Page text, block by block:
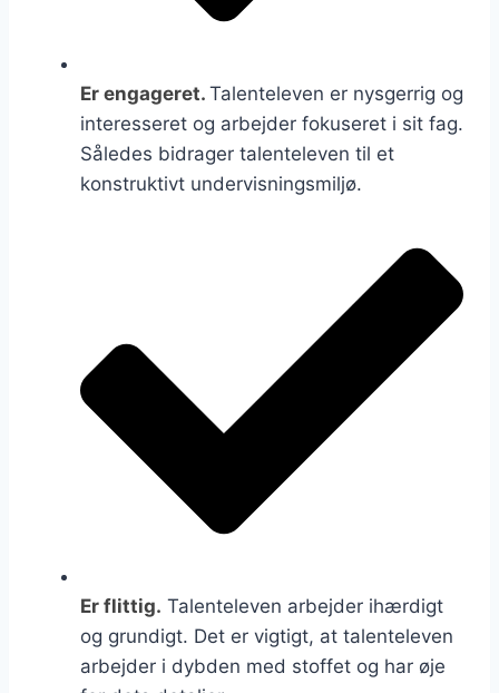
Er engageret. Talenteleven er nysgerrig og
interesseret og arbejder fokuseret i sit fag.
Således bidrager talenteleven til et
konstruktivt undervisningsmiljø.
Er flittig. Talenteleven arbejder ihærdigt
og grundigt. Det er vigtigt, at talenteleven
arbejder i dybden med stoffet og har øje